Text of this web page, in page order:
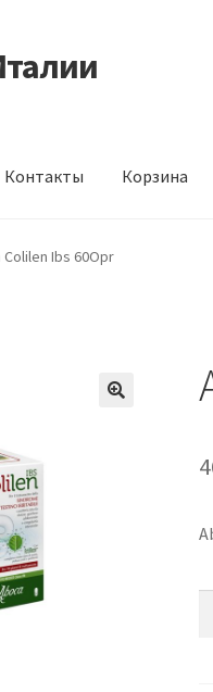
Контакты Корзина
КорзинаМой аккаунт
Colilen Ibs 60Opr